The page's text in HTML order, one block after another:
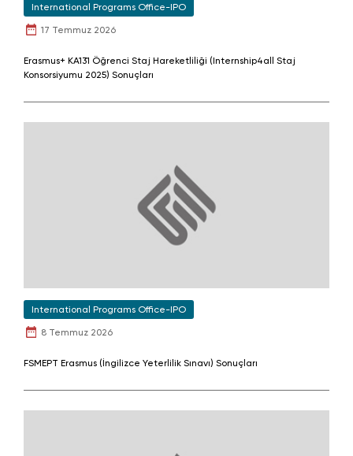
International Programs Office-IPO
17 Temmuz 2026
Erasmus+ KA131 Öğrenci Staj Hareketliliği (Internship4all Staj
Konsorsiyumu 2025) Sonuçları
International Programs Office-IPO
8 Temmuz 2026
FSMEPT Erasmus (İngilizce Yeterlilik Sınavı) Sonuçları